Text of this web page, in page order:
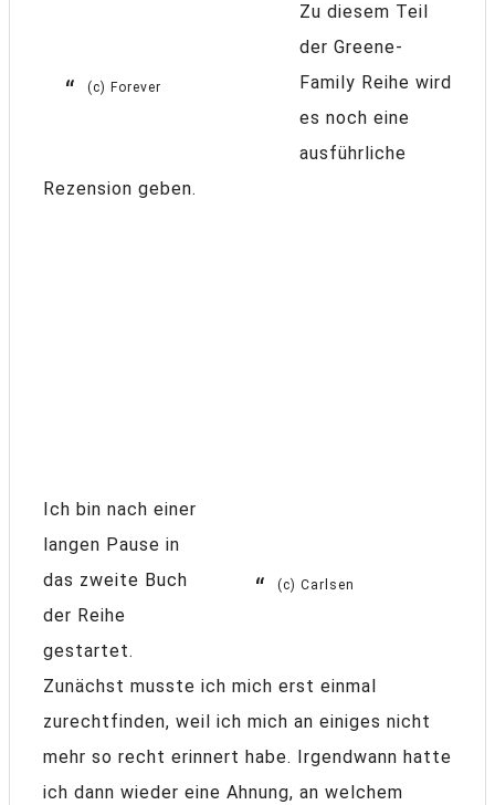
(c) Forever
Zu diesem Teil
der Greene-
Family Reihe wird
es noch eine
ausführliche
Rezension geben.
(c) Carlsen
Ich bin nach einer
langen Pause in
das zweite Buch
der Reihe
gestartet.
Zunächst musste ich mich erst einmal
zurechtfinden, weil ich mich an einiges nicht
mehr so recht erinnert habe. Irgendwann hatte
ich dann wieder eine Ahnung, an welchem